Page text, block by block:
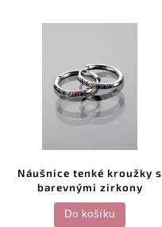
Náušnice tenké kroužky s
barevnými zirkony
Do košíku